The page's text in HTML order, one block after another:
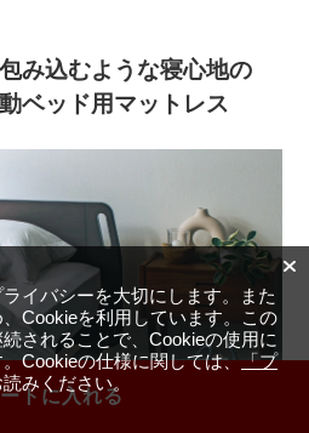
トに入れる
み込むような寝心地の
ベッド用マットレス
イバシーを大切にします。また
Cookieを利用しています。この
されることで、Cookieの使用に
Cookieの仕様に関しては、「プ
みください。